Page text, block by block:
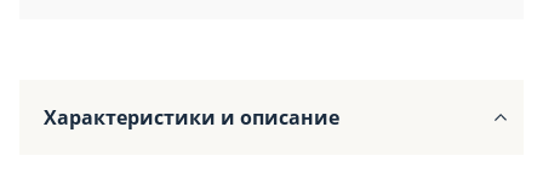
Характеристики и описание